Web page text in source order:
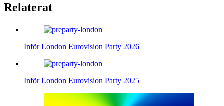
Relaterat
Inför London Eurovision Party 2026
Inför London Eurovision Party 2025